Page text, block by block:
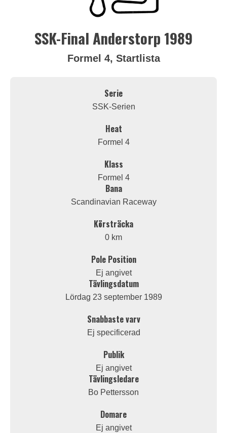
SSK-Final Anderstorp 1989
Formel 4, Startlista
Serie
SSK-Serien
Heat
Formel 4
Klass
Formel 4
Bana
Scandinavian Raceway
Körsträcka
0 km
Pole Position
Ej angivet
Tävlingsdatum
Lördag 23 september 1989
Snabbaste varv
Ej specificerad
Publik
Ej angivet
Tävlingsledare
Bo Pettersson
Domare
Ej angivet